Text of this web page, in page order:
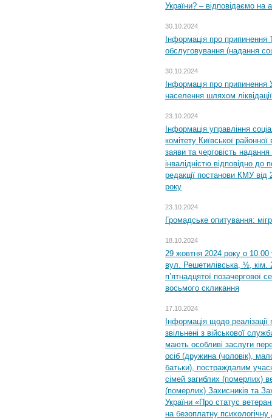
України? – відповідаємо на
30.10.2024
Інформація про припинення
обслуговування (надання
30.10.2024
Інформація про припинення
населення шляхом ліквідації
23.10.2024
Інформація управління
комітету Київської
заяви та черговість надання
інвалідністю відповідно
редакції постанови КМУ
року
23.10.2024
Громадське опитування:
18.10.2024
29 жовтня 2024 року о 10.00
вул. Решетилівська, ½, кім.
п’ятнадцятої позачергової
восьмого скликання
17.10.2024
Інформація щодо
звільнені з військової
мають особливі заслуги
осіб (дружина (чоловік),
батьки), постраждалим
сімей загиблих (померлих)
(померлих) Захисників та
України «Про статус
на безоплатну психологічну